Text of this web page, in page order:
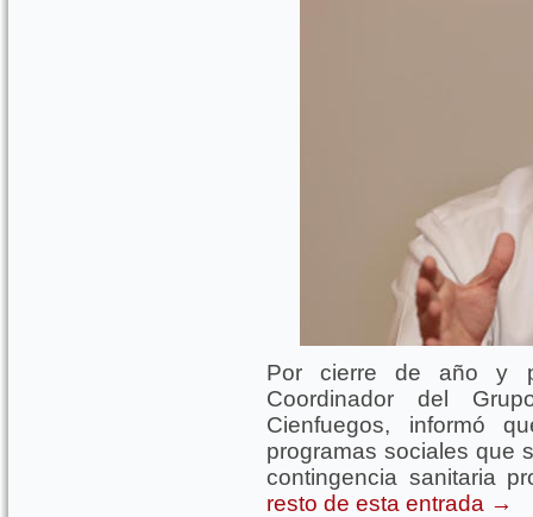
Por cierre de año y
Coordinador del
Cienfuegos, informó
programas sociales que
contingencia sanitaria
resto de esta entrada →